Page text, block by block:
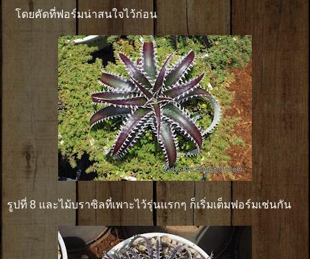
โดยคัดที่ฟอร์มน่าสนใจไว้ก่อน
รูปที่ 8 และไม้บราซิลที่เพาะไว้รุ่นแรกๆ ก็เริ่มเต็มฟอร์มเช่นกัน